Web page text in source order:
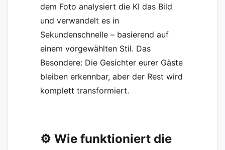
dem Foto analysiert die KI das Bild
und verwandelt es in
Sekundenschnelle – basierend auf
einem vorgewählten Stil. Das
Besondere: Die Gesichter eurer Gäste
bleiben erkennbar, aber der Rest wird
komplett transformiert.
⚙️ Wie funktioniert die